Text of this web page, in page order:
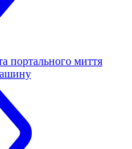
портального миття